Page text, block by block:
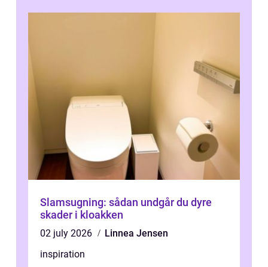
Slamsugning: sådan undgår du dyre
skader i kloakken
02 july 2026
Linnea Jensen
inspiration